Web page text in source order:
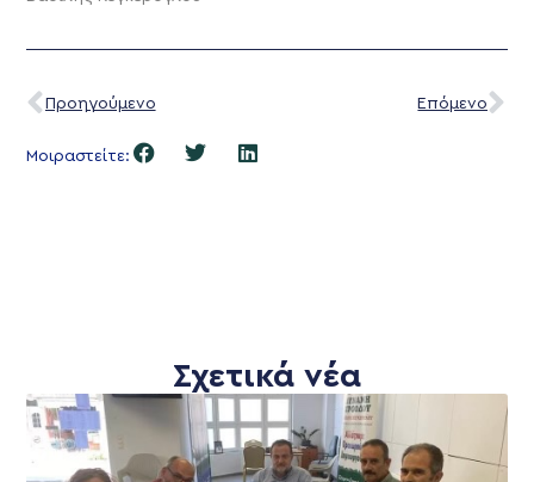
Προηγούμενο Επόμενο
Μοιραστείτε:
Σχετικά νέα